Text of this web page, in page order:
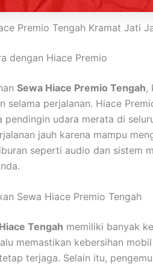
Premio Tengah Kramat Jati
dengan Hiace Premio
Sewa Hiace Premio Tengah,
selama perjalanan. Hiace
pendingin udara merata di
jauh karena mampu
seperti audio dan sistem
Sewa Hiace Premio Tengah
Tengah memiliki banyak
memastikan kebersihan
terjaga. Selain itu,